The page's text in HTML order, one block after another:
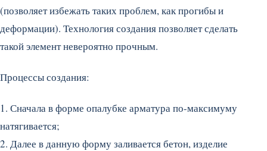
(позволяет избежать таких проблем, как прогибы и
деформации). Технология создания позволяет сделать
такой элемент невероятно прочным.
Процессы создания:
1. Сначала в форме опалубке арматура по-максимуму
натягивается;
2. Далее в данную форму заливается бетон, изделие